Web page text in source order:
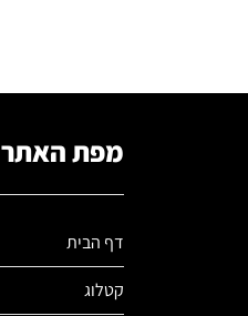
מפת האתר
דף הבית
קטלוג